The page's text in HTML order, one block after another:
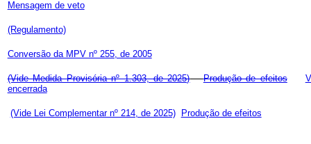
Mensagem de veto
(Regulamento)
Conversão da MPV nº 255, de 2005
(Vide Medida Provisória nº 1.303, de 2025) Produção de efeitos
encerrada
(Vide Lei Complementar nº 214, de 2025) Produção de efeitos